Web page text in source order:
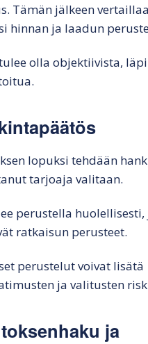
Tämän jälkeen
hinnan ja laadun
olla objektiivista,
lopuksi tehdään
tarjoaja valitaan.
perustella
ratkaisun perusteet.
perustelut voivat lisätä
ja valitusten
ja